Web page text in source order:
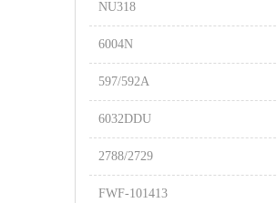
NU318
6004N
597/592A
6032DDU
2788/2729
FWF-101413